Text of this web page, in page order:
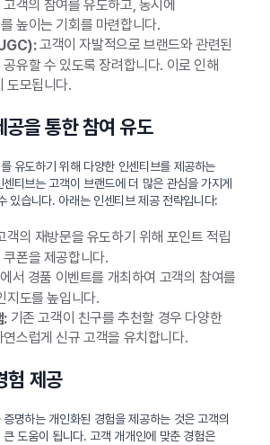
객의 참여를 유도하고, 동시에
높이는 기회를 마련합니다.
고객이 자발적으로 브랜드와 관련된
유할 수 있도록 장려합니다. 이로 인해
도모됩니다.
공을 통한 참여 유도
유도하기 위해 다양한 인센티브를 제공하는
티브는 고객이 브랜드에 더 많은 관심을 가지게
있습니다. 아래는 인센티브 제공 전략입니다:
객의 재방문을 유도하기 위해 포인트 적립
폰을 제공합니다.
서 경품 이벤트를 개최하여 고객의 참여를
지도를 높입니다.
:기존 고객이 친구를 추천할 경우 다양한
스럽게 신규 고객을 유치합니다.
험 제공
명하는 개인화된 경험을 제공하는 것은 고객의
도움이 됩니다. 고객 개개인에 맞춘 경험은